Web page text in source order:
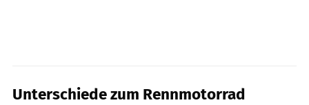
Unterschiede zum Rennmotorrad